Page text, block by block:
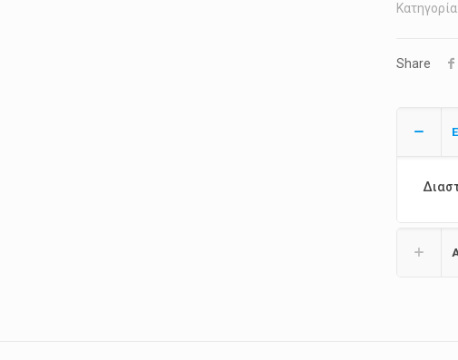
ποσότητα
Κατηγορία:
Share